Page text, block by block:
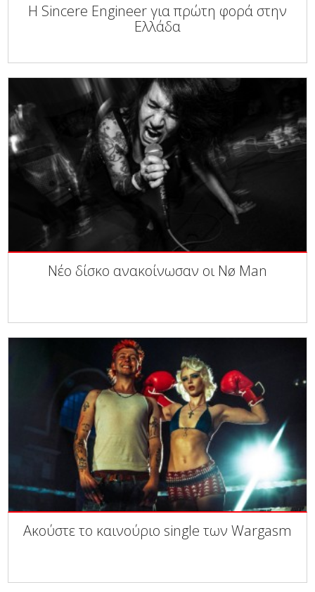
Η Sincere Engineer για πρώτη φορά στην
Ελλάδα
Νέο δίσκο ανακοίνωσαν οι Nø Man
Ακούστε το καινούριο single των Wargasm